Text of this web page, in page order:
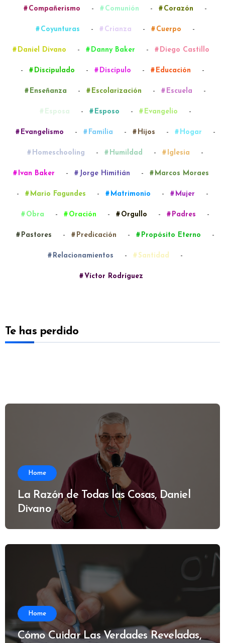
Compañerismo - Comunión - Corazón -
Coyunturas - Crianza - Cuerpo -
Daniel Divano - Danny Baker - Diego Castillo
- Discipulado - Discípulo - Educación -
Enseñanza - Escolarización - Escuela -
Esposa - Esposo - Evangelio -
Evangelismo - Familia - Hijos - Hogar -
Homeschooling - Humildad - Iglesia -
Ivan Baker - Jorge Himitián - Marcos Moraes
- Mario Fagundes - Matrimonio - Mujer -
Obra - Oración - Orgullo - Padres -
Pastores - Predicación - Propósito Eterno -
Relacionamientos - Santidad -
Víctor Rodríguez
Te has perdido
Home
La Razón de Todas las Cosas, Daniel
Divano
Home
Cómo Cuidar Las Verdades Reveladas,